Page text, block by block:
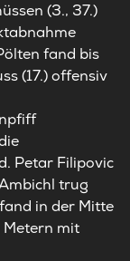
(3., 37.)
fand bis
(17.) offensiv
Petar Filipovic
trug
in der Mitte
Metern mit